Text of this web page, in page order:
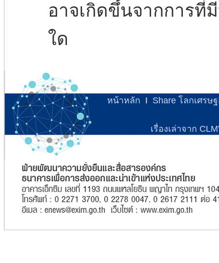
อาจเกิดขึ้นจากการที่
ใด
หน้าหลัก I Share โลกเศรษ
เรื่องเล่าจาก